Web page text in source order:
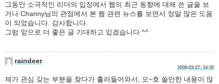
그동안 소극적인 리더의 입장에서 웹의 최근 동향에 대해 쓴 글을 보
거나 Channy님의 관점에서 본 웹 관련 뉴스를 보면서 정말 많은 도움
이 되었습니다. 감사합니다.
그럼 앞으로 더 좋은 글 기대하고 있겠습니다 ^^
raindeer
2008-03-27, 14:30
제가 관심 갖는 부분을 찾다가 흘러들어와서, 오~호 쓸만한 내용이 많